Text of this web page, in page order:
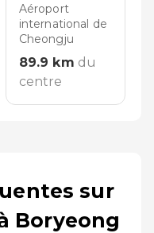
Aéroport
international de
Cheongju
89.9 km du
centre
sur
Boryeong